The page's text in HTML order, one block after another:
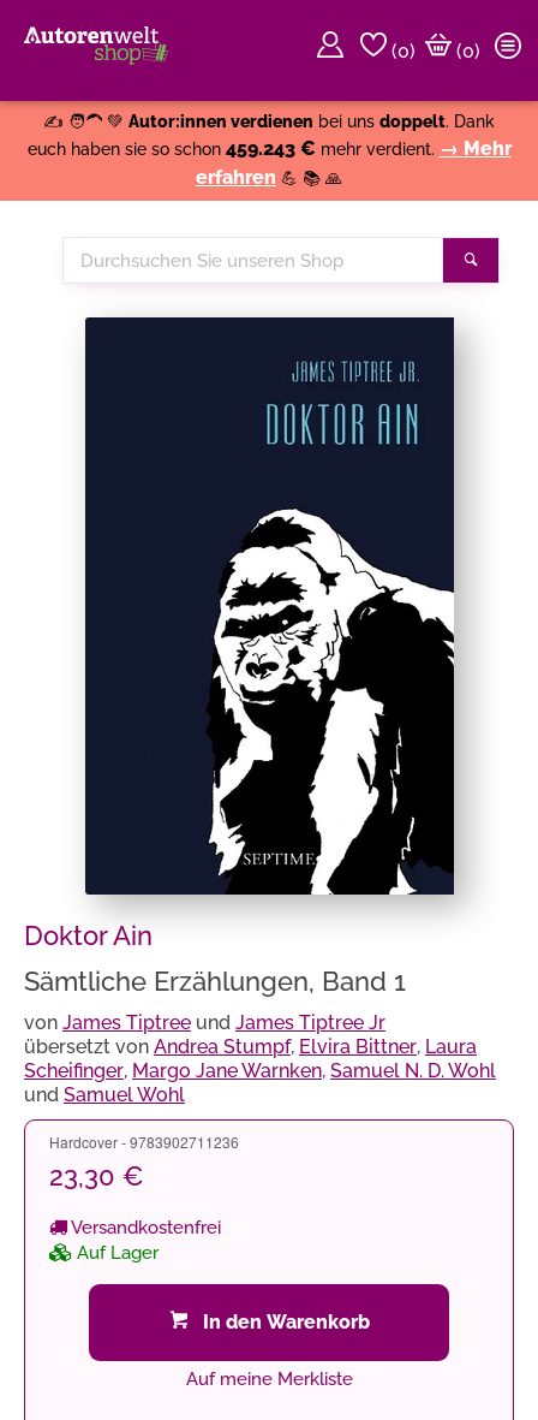
(0)
(0)
✍️ 🧑‍🦱 💚 Autor:innen verdienen bei uns doppelt. Dank
euch haben sie so schon 459.243 € mehr verdient. → Mehr
erfahren 💪 📚 🙏
Durchsuchen
Sie
Doktor Ain
Sämtliche Erzählungen, Band 1
von James Tiptree und James Tiptree Jr
übersetzt von Andrea Stumpf, Elvira Bittner, Laura
Scheifinger, Margo Jane Warnken, Samuel N. D. Wohl
und Samuel Wohl
Hardcover - 9783902711236
23,30 €
Versandkostenfrei
Auf Lager
In den Warenkorb
Auf meine Merkliste